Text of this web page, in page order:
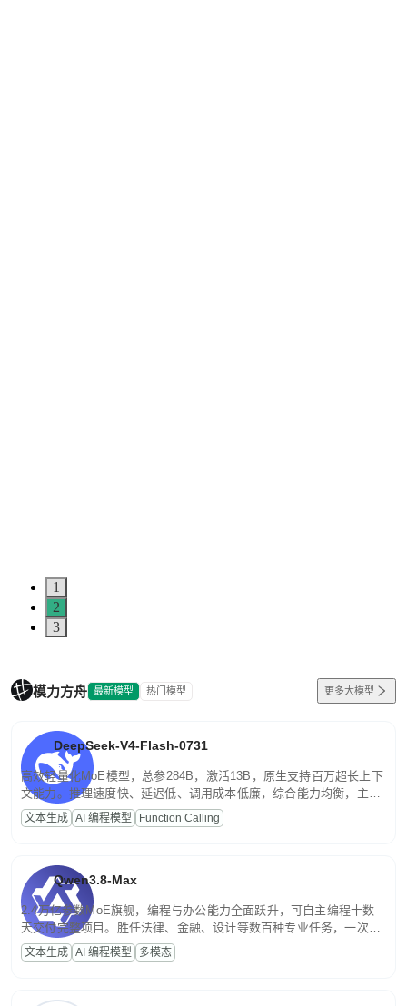
1
2
3
模力方舟 最新模型 热门模型 更多大模型
DeepSeek-V4-Flash-0731
高效轻量化MoE模型，总参284B，激活13B，原生支持百万超长上下
文能力。推理速度快、延迟低、调用成本低廉，综合能力均衡，主打
高并发、轻量化任务，适合日常对话、内容创作、基础 RAG、批量
文案处理等普惠刚需场景。
文本生成 AI 编程模型 Function Calling
Qwen3.8-Max
2.4万亿参数MoE旗舰，编程与办公能力全面跃升，可自主编程十数
天交付完整项目。胜任法律、金融、设计等数百种专业任务，一次对
话端到端交付生产级成果。原生视觉理解贯穿规划、执行与验证全流
程，支持超长文档与长视频的深度语义解析。长程任务中自主规划与
文本生成 AI 编程模型 多模态